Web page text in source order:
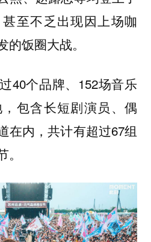
至不乏出现因上场咖
饭圈大战。
40个品牌、152场音乐
包含长短剧演员、偶
在内，共计有超过67组